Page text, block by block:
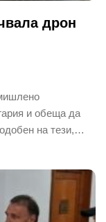
дрон
и обеща да
на тези,…